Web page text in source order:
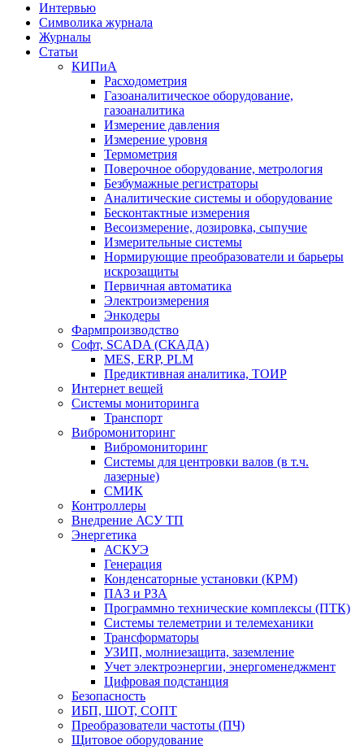
Интервью
Символика журнала
Журналы
Статьи
КИПиА
Расходометрия
Газоаналитическое оборудование,
газоаналитика
Измерение давления
Измерение уровня
Термометрия
Поверочное оборудование, метрология
Безбумажные регистраторы
Аналитические системы и оборудование
Бесконтактные измерения
Весоизмерение, дозировка, сыпучие
Измерительные системы
Нормирующие преобразователи и барьеры
искрозащиты
Первичная автоматика
Электроизмерения
Энкодеры
Фармпроизводство
Софт, SCADA (СКАДА)
MES, ERP, PLM
Предиктивная аналитика, ТОИР
Интернет вещей
Системы мониторинга
Транспорт
Вибромониторинг
Вибромониторинг
Системы для центровки валов (в т.ч.
лазерные)
СМИК
Контроллеры
Внедрение АСУ ТП
Энергетика
АСКУЭ
Генерация
Конденсаторные установки (КРМ)
ПАЗ и РЗА
Программно технические комплексы (ПТК)
Системы телеметрии и телемеханики
Трансформаторы
УЗИП, молниезащита, заземление
Учет электроэнергии, энергоменеджмент
Цифровая подстанция
Безопасность
ИБП, ШОТ, СОПТ
Преобразователи частоты (ПЧ)
Щитовое оборудование